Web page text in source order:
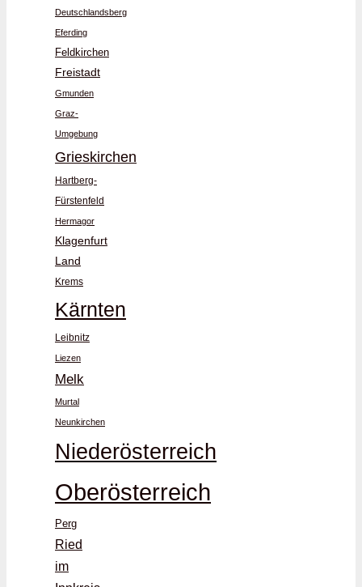
Deutschlandsberg
Eferding
Feldkirchen
Freistadt
Gmunden
Graz-
Umgebung
Grieskirchen
Hartberg-
Fürstenfeld
Hermagor
Klagenfurt
Land
Krems
Kärnten
Leibnitz
Liezen
Melk
Murtal
Neunkirchen
Niederösterreich
Oberösterreich
Perg
Ried
im